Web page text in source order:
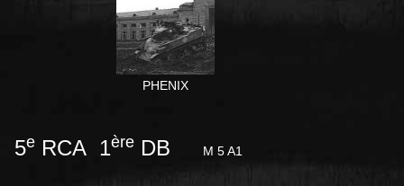
PHENIX
5e RCA 1ère DB M 5 A1